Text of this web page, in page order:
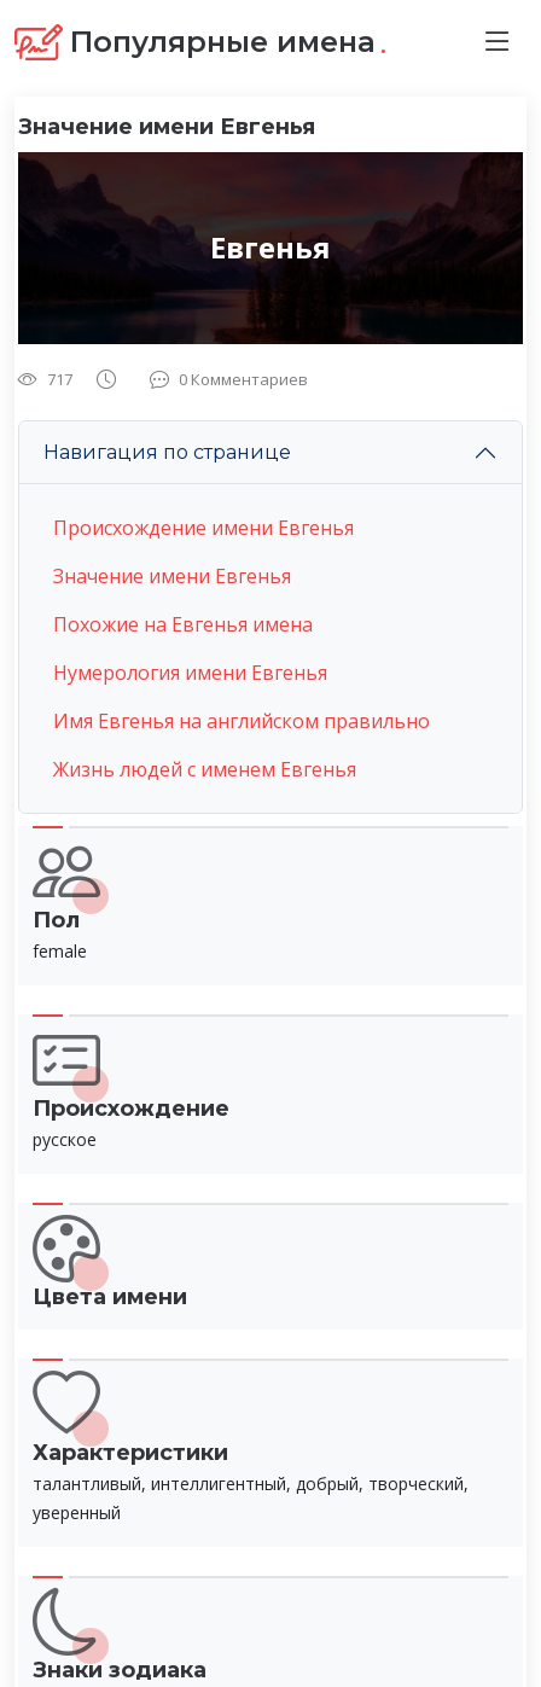
Популярные имена .
Значение имени Евгенья
Евгенья
717 0 Комментариев
Навигация по странице
Происхождение имени Евгенья
Значение имени Евгенья
Похожие на Евгенья имена
Нумерология имени Евгенья
Имя Евгенья на английском правильно
Жизнь людей с именем Евгенья
Пол
female
Происхождение
русское
Цвета имени
Характеристики
талантливый, интеллигентный, добрый, творческий,
уверенный
Знаки зодиака